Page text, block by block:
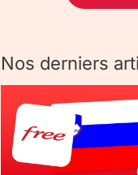
Nos derniers